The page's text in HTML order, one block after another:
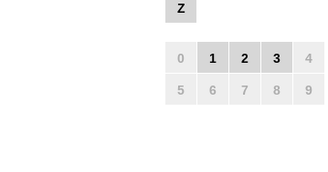
Z
0 1 2 3 4
5 6 7 8 9